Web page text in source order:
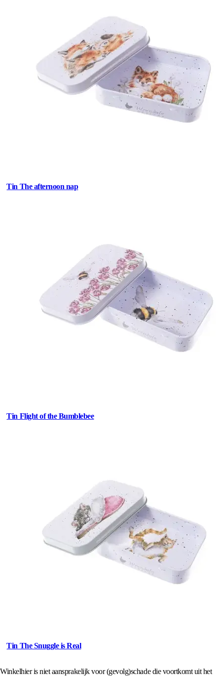
Tin The afternoon nap
Tin Flight of the Bumblebee
Tin The Snuggle is Real
Winkelhier is niet aansprakelijk voor (gevolg)schade die voortkomt uit het